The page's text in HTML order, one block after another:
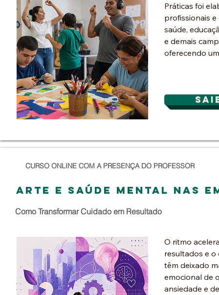
Práticas foi
profissionais
saúde,
e demais
oferecendo
CURSO ONLINE COM A PRESENÇA DO PROFESSOR
arte e saúde mental nas
Como Transformar Cuidado em Resultado
O ritmo
resultados e o
têm deixado
emocional de
ansiedade e